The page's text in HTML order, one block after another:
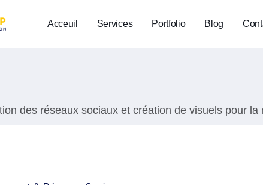
Acceuil Services Portfolio Blog
des réseaux sociaux et création de visuels pour la